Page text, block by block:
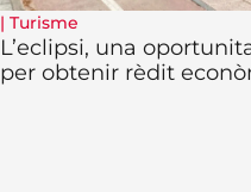
| Turisme
L’eclipsi, una
per obtenir rèdit